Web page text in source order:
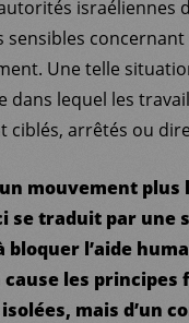
israéliennes
Une telle
lequel les
arrêtés ou
mouvement plus
se traduit par
l’aide
les principes
mais d’un